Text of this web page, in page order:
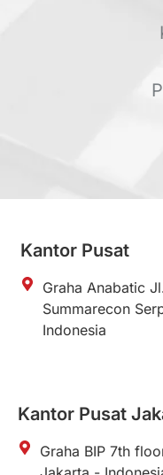
Kantor Pusat
Graha Anabatic
Summarecon
Indonesia
Kantor Pusat
Graha BIP 7th